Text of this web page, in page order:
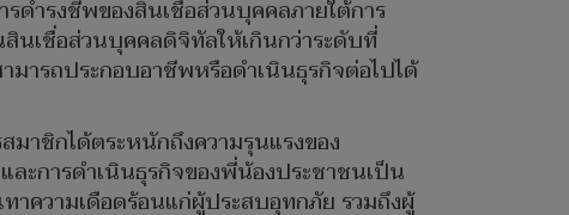
ดำรงชีพของสินเชื่อส่วนบุคคลภายใต้การ
นเชื่อส่วนบุคคลดิจิทัลให้เกินกว่าระดับที่
ารถประกอบอาชีพหรือดำเนินธุรกิจต่อไปได้
าชิกได้ตระหนักถึงความรุนแรงของ
ะการดำเนินธุรกิจของพี่น้องประชาชนเป็น
าความเดือดร้อนแก่ผู้ประสบอุทกภัย รวมถึงผู้